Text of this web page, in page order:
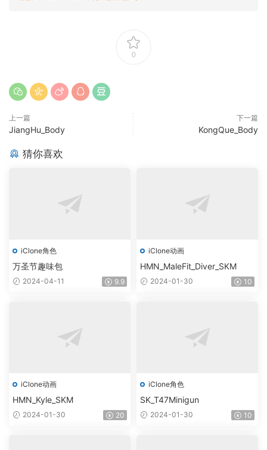
0
上一篇
JiangHu_Body
下一篇
KongQue_Body
猜你喜欢
iClone角色
万圣节趣味包
2024-04-11 9.9
iClone动画
HMN_MaleFit_Diver_SKM
2024-01-30 10
iClone动画
HMN_Kyle_SKM
2024-01-30 20
iClone角色
SK_T47Minigun
2024-01-30 10